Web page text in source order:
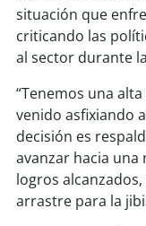
soy
soychiloé
situación que
criticando las
al sector durante
“Tenemos una
venido asfixiando
decisión es
avanzar hacia una
logros
arrastre para la